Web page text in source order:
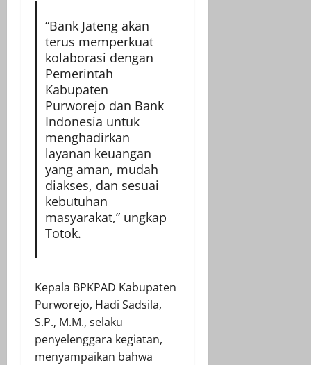
“Bank Jateng akan
terus memperkuat
kolaborasi dengan
Pemerintah
Kabupaten
Purworejo dan Bank
Indonesia untuk
menghadirkan
layanan keuangan
yang aman, mudah
diakses, dan sesuai
kebutuhan
masyarakat,” ungkap
Totok.
Kepala BPKPAD Kabupaten
Purworejo, Hadi Sadsila,
S.P., M.M., selaku
penyelenggara kegiatan,
menyampaikan bahwa